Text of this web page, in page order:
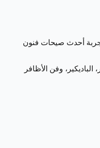
أحدث صيحات فنون
وفن الأظافر